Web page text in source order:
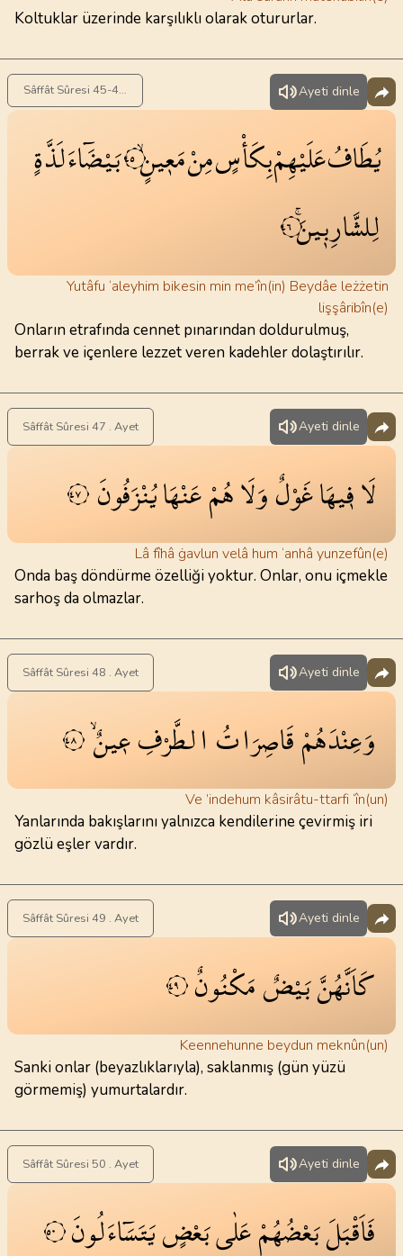
Koltuklar üzerinde karşılıklı olarak otururlar.
Sâffât Sûresi 45-46 . Ayet Ayeti dinle
يُطَافُعَلَيْهِمْبِكَأْسٍمِنْمَع۪ينٍۙ٤٥بَيْضَٓاءَلَذَّةٍ
لِلشَّارِب۪ينَۚ٤٦
Yutâfu ‘aleyhim bikesin min me’în(in) Beydâe leżżetin
lişşâribîn(e)
Onların etrafında cennet pınarından doldurulmuş,
berrak ve içenlere lezzet veren kadehler dolaştırılır.
Sâffât Sûresi 47 . Ayet Ayeti dinle
لَاف۪يهَاغَوْلٌوَلَاهُمْعَنْهَايُنْزَفُونَ ٤٧
Lâ fîhâ ġavlun velâ hum ‘anhâ yunzefûn(e)
Onda baş döndürme özelliği yoktur. Onlar, onu içmekle
sarhoş da olmazlar.
Sâffât Sûresi 48 . Ayet Ayeti dinle
وَعِنْدَهُمْقَاصِرَاتُ الطَّرْفِع۪ينٌۙ ٤٨
Ve ’indehum kâsirâtu-ttarfi ‘în(un)
Yanlarında bakışlarını yalnızca kendilerine çevirmiş iri
gözlü eşler vardır.
Sâffât Sûresi 49 . Ayet Ayeti dinle
كَاَنَّهُنَّبَيْضٌمَكْنُونٌ ٤٩
Keennehunne beydun meknûn(un)
Sanki onlar (beyazlıklarıyla), saklanmış (gün yüzü
görmemiş) yumurtalardır.
Sâffât Sûresi 50 . Ayet Ayeti dinle
فَاَقْبَلَبَعْضُهُمْعَلٰىبَعْضٍيَتَسَٓاءَلُونَ ٥٠